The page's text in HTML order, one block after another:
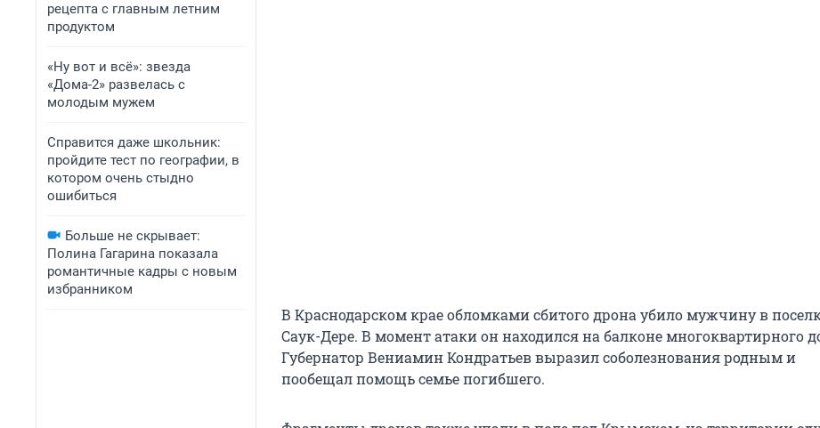
рецепта с главным летним
продуктом
«Ну вот и всё»: звезда
«Дома-2» развелась с
молодым мужем
Справится даже школьник:
пройдите тест по географии, в
котором очень стыдно
ошибиться
Больше не скрывает:
Полина Гагарина показала
романтичные кадры с новым
избранником
В Краснодарском крае обломками сбитого дрона убило мужчину в
Саук-Дере. В момент атаки он находился на балконе многоквартирного
Губернатор Вениамин Кондратьев выразил соболезнования родным и
пообещал помощь семье погибшего.